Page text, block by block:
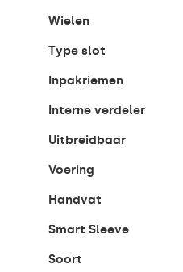
Wielen
Type slot
Inpakriemen
Interne verdeler
Uitbreidbaar
Voering
Handvat
Smart Sleeve
Soort